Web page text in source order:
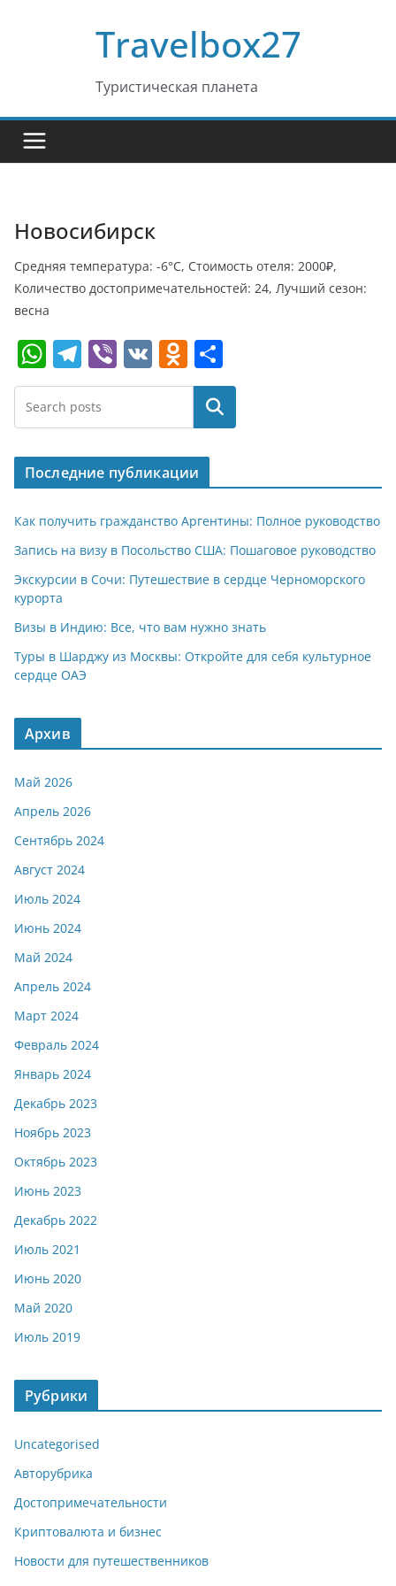
Travelbox27
Туристическая планета
Новосибирск
Средняя температура: -6°C, Стоимость отеля: 2000₽,
Количество достопримечательностей: 24, Лучший сезон:
весна
W
h
at
s
A
p
p
T
el
e
gr
a
m
Vi
b
V
K
O
d
o
kl
a
ss
ni
ki
т
п
р
в
и
т
ь
Поиск
Последние публикации
Как получить гражданство Аргентины: Полное руководство
Запись на визу в Посольство США: Пошаговое руководство
Экскурсии в Сочи: Путешествие в сердце Черноморского
курорта
Визы в Индию: Все, что вам нужно знать
Туры в Шарджу из Москвы: Откройте для себя культурное
сердце ОАЭ
Архив
Май 2026
Апрель 2026
Сентябрь 2024
Август 2024
Июль 2024
Июнь 2024
Май 2024
Апрель 2024
Март 2024
Февраль 2024
Январь 2024
Декабрь 2023
Ноябрь 2023
Октябрь 2023
Июнь 2023
Декабрь 2022
Июль 2021
Июнь 2020
Май 2020
Июль 2019
Рубрики
Uncategorised
Авторубрика
Достопримечательности
Криптовалюта и бизнес
Новости для путешественников